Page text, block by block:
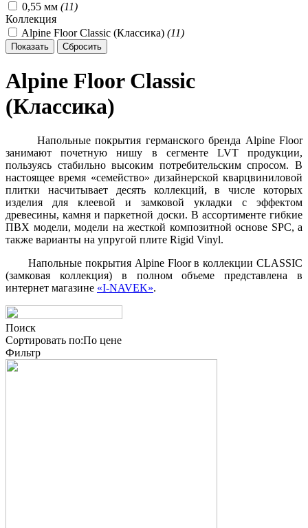
0,55 мм (11)
Коллекция
Alpine Floor Classic (Классика) (11)
Alpine Floor Classic
(Классика)
Напольные покрытия германского бренда Alpine Floor
занимают почетную нишу в сегменте LVT продукции,
пользуясь стабильно высоким потребительским спросом. В
настоящее время «семейство» дизайнерской кварцвиниловой
плитки насчитывает десять коллекций, в числе которых
изделия для клеевой и замковой укладки с эффектом
древесины, камня и паркетной доски. В ассортименте гибкие
ПВХ модели, модели на жесткой композитной основе SPC, а
также варианты на упругой плите Rigid Vinyl.
Напольные покрытия Alpine Floor в коллекции CLASSIC
(замковая коллекция) в полном объеме представлена в
интернет магазине «I-NAVEK».
Поиск
Сортировать по:По цене
Фильтр